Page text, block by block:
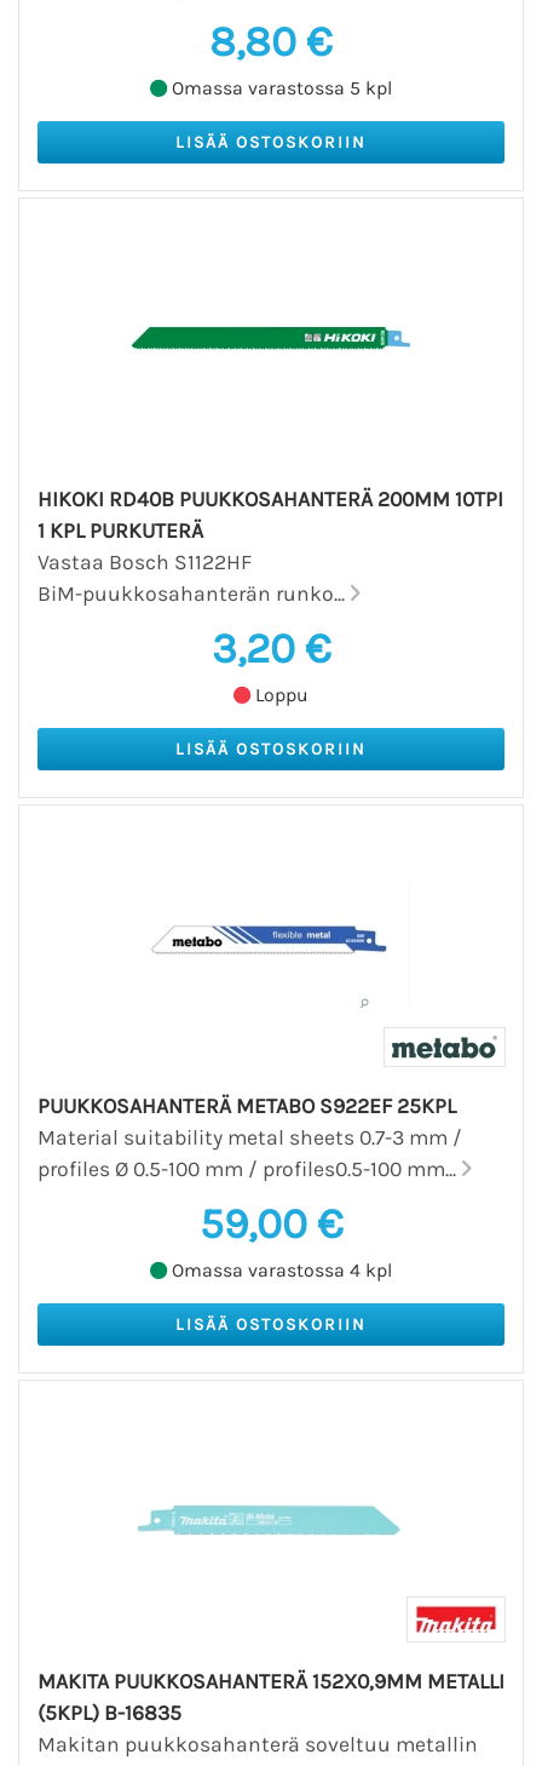
8,80 €
Omassa varastossa 5 kpl
HIKOKI RD40B PUUKKOSAHANTERÄ 200MM 10TPI
1 KPL PURKUTERÄ
Vastaa Bosch S1122HF
BiM-puukkosahanterän runko...
3,20 €
Loppu
PUUKKOSAHANTERÄ METABO S922EF 25KPL
Material suitability metal sheets 0.7-3 mm /
profiles Ø 0.5-100 mm / profiles0.5-100 mm...
59,00 €
Omassa varastossa 4 kpl
MAKITA PUUKKOSAHANTERÄ 152X0,9MM METALLI
(5KPL) B-16835
Makitan puukkosahanterä soveltuu metallin